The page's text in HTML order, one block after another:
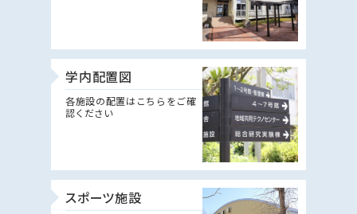
学内配置図
各施設の配置はこちらをご確
認ください
スポーツ施設